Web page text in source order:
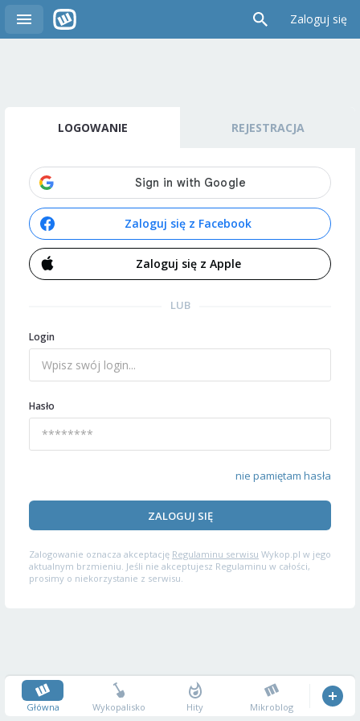
Zaloguj się
LOGOWANIE REJESTRACJA
Zaloguj się z Facebook
Zaloguj się z Apple
LUB
Login
Hasło
nie pamiętam hasła
ZALOGUJ SIĘ
Zalogowanie oznacza akceptację Regulaminu serwisu Wykop.pl w jego
aktualnym brzmieniu. Jeśli nie akceptujesz Regulaminu w całości,
prosimy o niekorzystanie z serwisu.
Główna Wykopalisko Hity Mikroblog